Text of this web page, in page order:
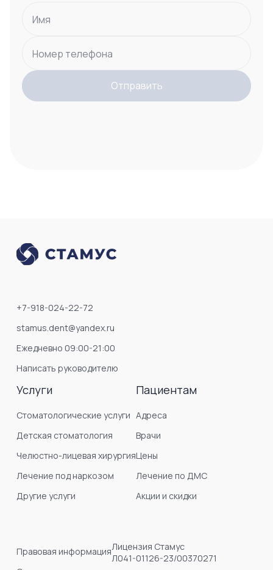
Имя
Номер телефона
Отправить
+7-918-024-22-72
stamus.dent@yandex.ru
Ежедневно 09:00-21:00
Написать руководителю
Услуги
Стоматологические услуги
Детская стоматология
Челюстно-лицевая хирургия
Лечение под наркозом
Другие услуги
Пациентам
Адреса
Врачи
Цены
Лечение по ДМС
Акции и скидки
Правовая информацияЛицензия Стамус
Л041-01126-23/00370271